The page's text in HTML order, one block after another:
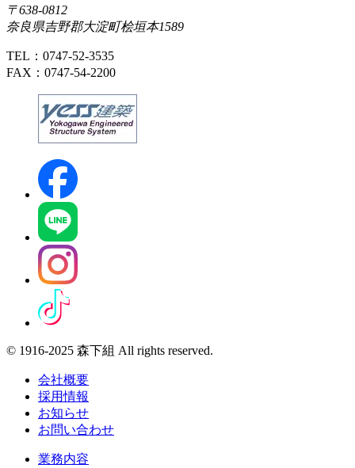
〒638-0812
奈良県吉野郡大淀町桧垣本1589
TEL：0747-52-3535
FAX：0747-54-2200
© 1916-2025 森下組 All rights reserved.
会社概要
採用情報
お知らせ
お問い合わせ
業務内容